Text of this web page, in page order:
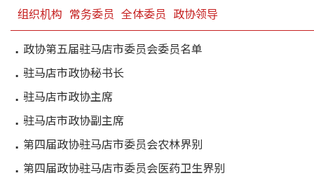
组织机构 常务委员 全体委员 政协领导
政协第五届驻马店市委员会委员名单
驻马店市政协秘书长
驻马店市政协主席
驻马店市政协副主席
第四届政协驻马店市委员会农林界别
第四届政协驻马店市委员会医药卫生界别